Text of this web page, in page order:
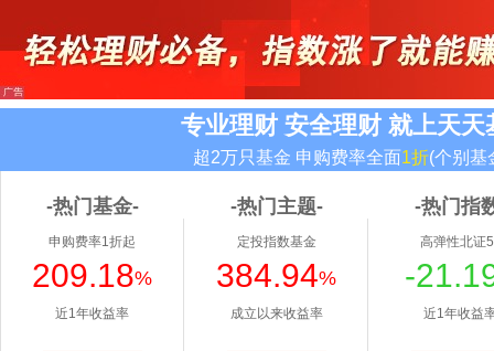
专业理财 安全理财 就上天天
超2万只基金 申购费率全面1折(个别基
-热门基金-
申购费率1折起
209.18%
近1年收益率
-热门主题-
定投指数基金
384.94%
成立以来收益率
-热门指
高弹性北证
-
近1年收益